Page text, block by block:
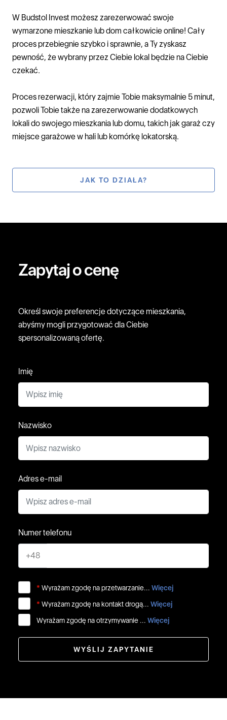
W Budstol Investmożesz zarezerwować swoje
wymarzonemieszkanie lubdom całkowicie online! Cały
proces przebiegnie szybko i sprawnie, a Ty zyskasz
pewność, że wybrany przez Ciebie lokal będzie na Ciebie
czekać.
Proces rezerwacji, który zajmie Tobie maksymalnie 5 minut,
pozwoli Tobie także na zarezerwowanie dodatkowych
lokali do swojego mieszkania lub domu, takich jak garaż czy
miejsce garażowe w hali lub komórkę lokatorską.
JAK TO DZIAŁA?
Zapytaj o cenę
Określ swoje preferencje dotyczące mieszkania,
abyśmy mogli przygotować dla Ciebie
spersonalizowaną ofertę.
Imię
Nazwisko
Adres e-mail
Numer telefonu
+48
* Wyrażam zgodę na przetwarzanie... Więcej
* Wyrażam zgodę na kontakt drogą... Więcej
Wyrażam zgodę na otrzymywanie ... Więcej
WYŚLIJ ZAPYTANIE